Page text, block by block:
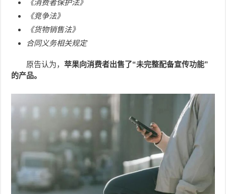
《消费者保护法》
《竞争法》
《货物销售法》
合同义务相关规定
原告认为，苹果向消费者出售了“未完整配备宣传功能”
的产品。